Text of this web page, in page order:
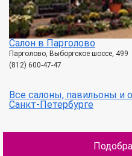
Салон в Парголово
Парголово, Выборгское шоссе, 499
(812) 600-47-47
Все салоны, павильоны
Санкт-Петербурге